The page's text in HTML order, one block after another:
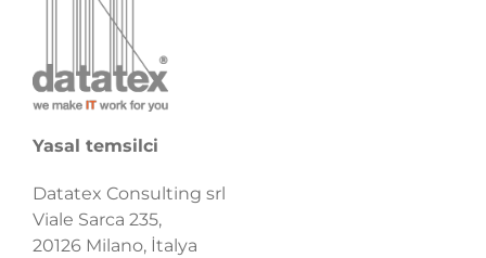
Yasal temsilci
Datatex Consulting srl
Viale Sarca 235,
20126 Milano, İtalya